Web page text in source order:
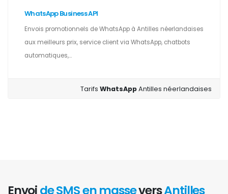
WhatsApp Business API
Envois promotionnels de WhatsApp à Antilles néerlandaises
aux meilleurs prix, service client via WhatsApp, chatbots
automatiques,...
TarifsWhatsAppAntilles néerlandaises
Envoide SMS en masseversAntilles